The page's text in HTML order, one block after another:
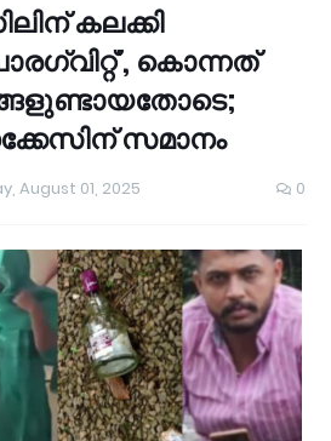
കലക്കി
കൊന്നത്
സമാനം
August 01, 2025 0